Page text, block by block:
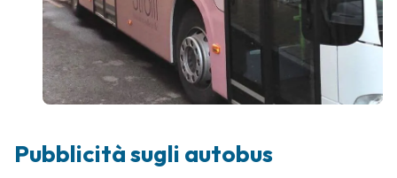
Pubblicità sugli autobus